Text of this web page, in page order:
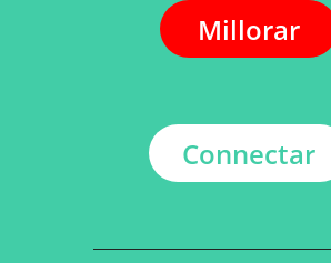
Millorar
Connectar